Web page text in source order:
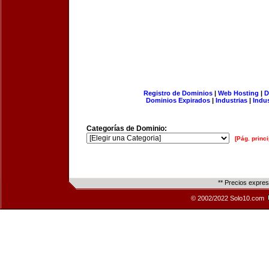
Registro de Dominios| Web Hosting |
Dominios Expirados | Industrias |
Categorías de Dominio:
[Pág.
** Precios
© 2002/2022 Solo10.com